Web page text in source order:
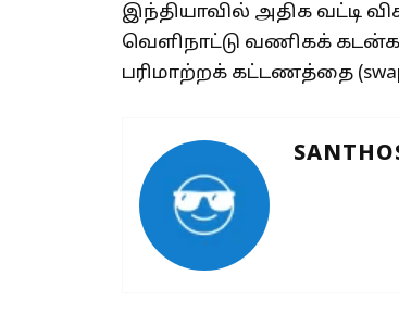
இந்தியாவில் அதிக வட்டி
வெளிநாட்டு வணிகக்
பரிமாற்றக் கட்டணத்தை